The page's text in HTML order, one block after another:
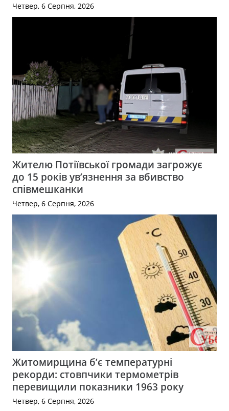
Четвер, 6 Серпня, 2026
Жителю Потіївської громади загрожує
до 15 років ув’язнення за вбивство
співмешканки
Четвер, 6 Серпня, 2026
Житомирщина б’є температурні
рекорди: стовпчики термометрів
перевищили показники 1963 року
Четвер, 6 Серпня, 2026